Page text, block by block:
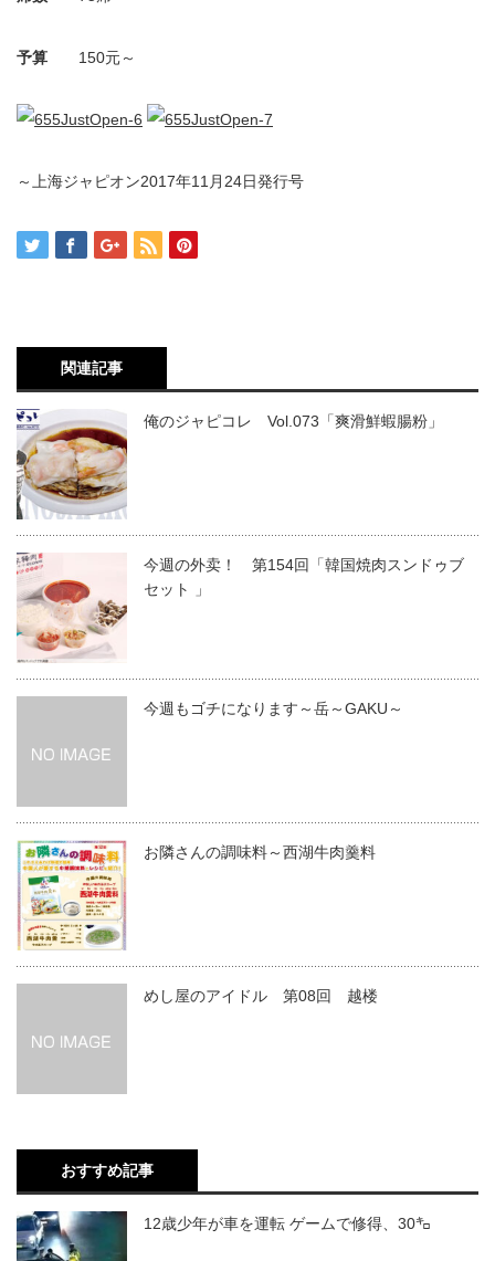
予算 150元～
～上海ジャピオン2017年11月24日発行号
関連記事
俺のジャピコレ Vol.073「爽滑鮮蝦腸粉」
今週の外卖！ 第154回「韓国焼肉スンドゥブ
セット 」
今週もゴチになります～岳～GAKU～
お隣さんの調味料～西湖牛肉羹料
めし屋のアイドル 第08回 越楼
おすすめ記事
12歳少年が車を運転 ゲームで修得、30㌔